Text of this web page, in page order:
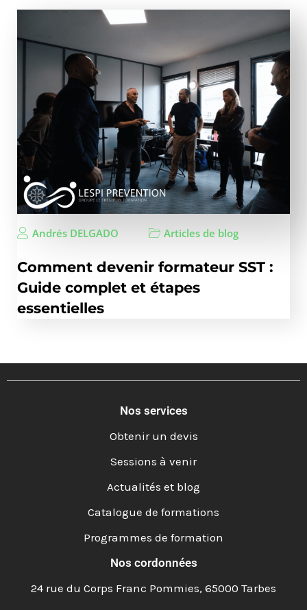
Andrés DELGADO Articles de blog
Comment devenir formateur SST :
Guide complet et étapes
essentielles
Nos services
Obtenir un devis
Sessions à venir
Actualités et blog
Catalogue de formations
Programmes de formation
Nos cordonnées
24 rue du Corps Franc Pommies, 65000 Tarbes